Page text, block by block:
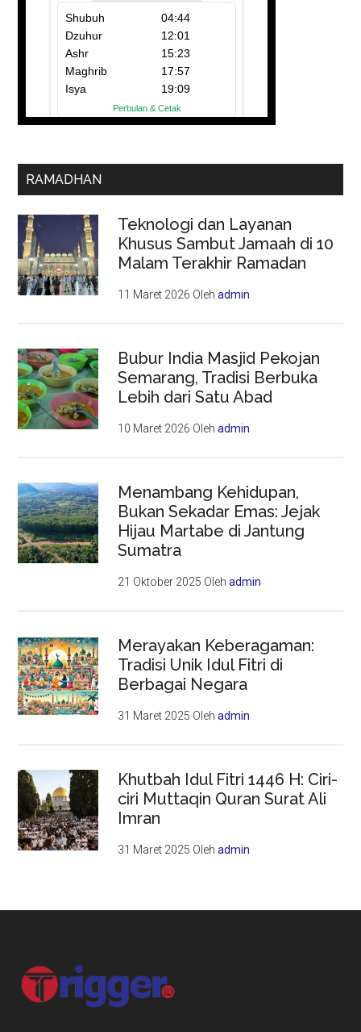
RAMADHAN
Teknologi dan Layanan
Khusus Sambut Jamaah di 10
Malam Terakhir Ramadan
11 Maret 2026 Olehadmin
Bubur India Masjid Pekojan
Semarang, Tradisi Berbuka
Lebih dari Satu Abad
10 Maret 2026 Olehadmin
Menambang Kehidupan,
Bukan Sekadar Emas: Jejak
Hijau Martabe di Jantung
Sumatra
21 Oktober 2025 Olehadmin
Merayakan Keberagaman:
Tradisi Unik Idul Fitri di
Berbagai Negara
31 Maret 2025 Olehadmin
Khutbah Idul Fitri 1446 H: Ciri-
ciri Muttaqin Quran Surat Ali
Imran
31 Maret 2025 Olehadmin
Footer